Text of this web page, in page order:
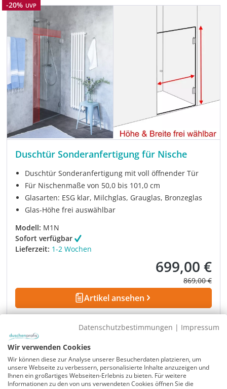
Rabatt
-20% UVP
Duschtür Sonderanfertigung für Nische
Duschtür Sonderanfertigung mit voll öffnender Tür
Für Nischenmaße von 50,0 bis 101,0 cm
Glasarten: ESG klar, Milchglas, Grauglas, Bronzeglas
Glas-Höhe frei auswählbar
Modell: M1N
Sofort verfügbar
Lieferzeit: 1-2 Wochen
Verkaufspreis:
699,00 €
Regulärer
869,00 €
Artikel ansehen
-17% UVP
Datenschutzbestimmungen | Impressum
Wir verwenden Cookies
Wir können diese zur Analyse unserer Besucherdaten platzieren, um
unsere Webseite zu verbessern, personalisierte Inhalte anzuzeigen und
Ihnen ein großartiges Webseiten-Erlebnis zu bieten. Für weitere
Informationen zu den von uns verwendeten Cookies öffnen Sie die